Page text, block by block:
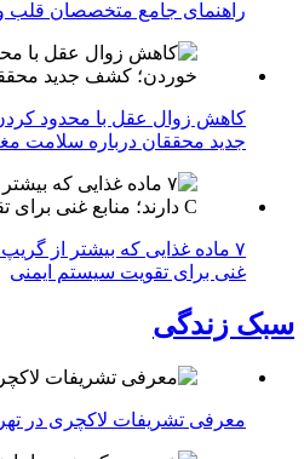
راهنمای جامع متخصصان قلب و
کاهش زوال عقل با محدود
جدید محققان درباره سلامت
غنی برای تقویت سیستم ایمنی
سبک زندگی
معرفی تشریفات لاکچری در